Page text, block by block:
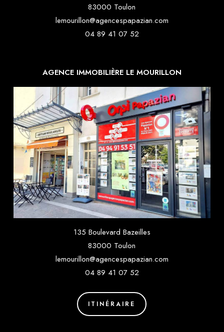
83000 Toulon
lemourillon@agencespapazian.com
04 89 41 07 52
AGENCE IMMOBILIÈRE LE MOURILLON
135 Boulevard Bazeilles
83000 Toulon
lemourillon@agencespapazian.com
04 89 41 07 52
ITINÉRAIRE